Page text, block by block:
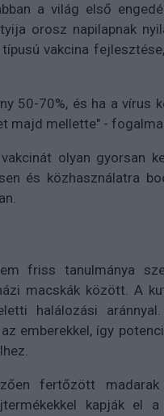
a világ első
orosz napilapnak
vakcina
50-70%, és ha a
majd mellette" -
olyan gyorsan
és közhasználatra
friss tanulmánya
macskák között. A
halálozási
emberekkel, így
fertőzött madarak
kapják el